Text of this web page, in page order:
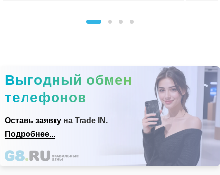
Выгодный обмен
телефонов
Оставь заявку на Trade IN.
Подробнее...